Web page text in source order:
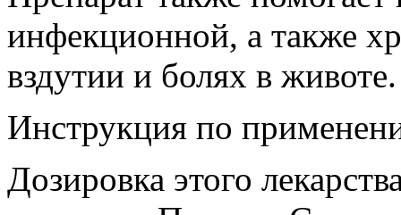
инфекционной, а также
вздутии и болях в животе.
Инструкция по
Дозировка этого